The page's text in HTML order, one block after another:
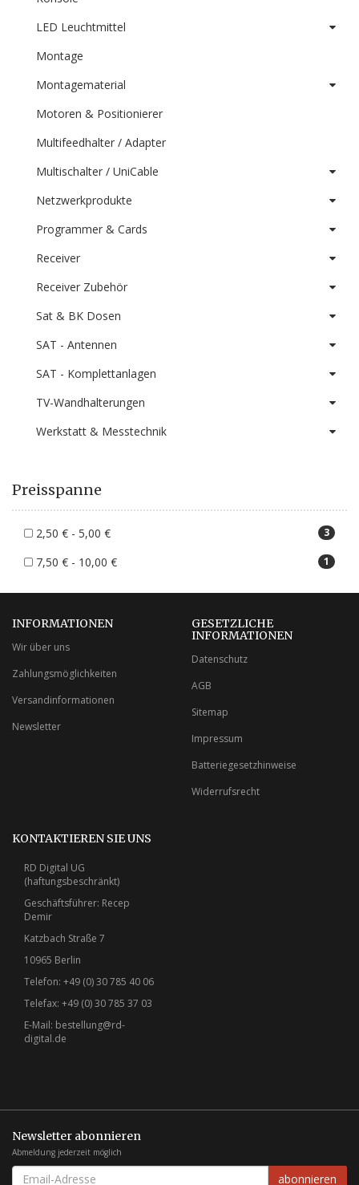
LED Leuchtmittel
Montage
Montagematerial
Motoren & Positionierer
Multifeedhalter / Adapter
Multischalter / UniCable
Netzwerkprodukte
Programmer & Cards
Receiver
Receiver Zubehör
Sat & BK Dosen
SAT - Antennen
SAT - Komplettanlagen
TV-Wandhalterungen
Werkstatt & Messtechnik
Preisspanne
2,50 € - 5,00 € 3
7,50 € - 10,00 € 1
INFORMATIONEN
Wir über uns
Zahlungsmöglichkeiten
Versandinformationen
Newsletter
GESETZLICHE
INFORMATIONEN
Datenschutz
AGB
Sitemap
Impressum
Batteriegesetzhinweise
Widerrufsrecht
KONTAKTIEREN SIE UNS
RD Digital UG
(haftungsbeschränkt)
Geschäftsführer: Recep
Demir
Katzbach Straße 7
10965 Berlin
Telefon: +49 (0) 30 785 40 06
Telefax: +49 (0) 30 785 37 03
E-Mail: bestellung@rd-
digital.de
Newsletter abonnieren
Abmeldung jederzeit möglich
EMAIL-
abonnieren